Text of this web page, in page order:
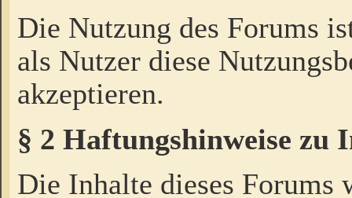
Die Nutzung des Forums
als Nutzer diese
akzeptieren.
§ 2 Haftungshinweise zu
Die Inhalte dieses Forums